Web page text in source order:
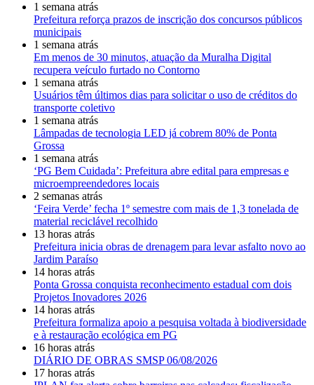
1 semana atrás
Prefeitura reforça prazos de inscrição dos concursos públicos
municipais
1 semana atrás
Em menos de 30 minutos, atuação da Muralha Digital
recupera veículo furtado no Contorno
1 semana atrás
Usuários têm últimos dias para solicitar o uso de créditos do
transporte coletivo
1 semana atrás
Lâmpadas de tecnologia LED já cobrem 80% de Ponta
Grossa
1 semana atrás
‘PG Bem Cuidada’: Prefeitura abre edital para empresas e
microempreendedores locais
2 semanas atrás
‘Feira Verde’ fecha 1º semestre com mais de 1,3 tonelada de
material reciclável recolhido
13 horas atrás
Prefeitura inicia obras de drenagem para levar asfalto novo ao
Jardim Paraíso
14 horas atrás
Ponta Grossa conquista reconhecimento estadual com dois
Projetos Inovadores 2026
14 horas atrás
Prefeitura formaliza apoio a pesquisa voltada à biodiversidade
e à restauração ecológica em PG
16 horas atrás
DIÁRIO DE OBRAS SMSP 06/08/2026
17 horas atrás